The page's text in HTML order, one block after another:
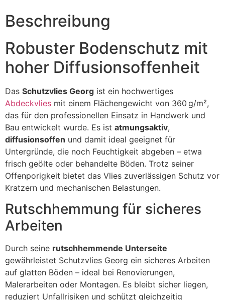
Beschreibung
Robuster Bodenschutz mit
hoher Diffusionsoffenheit
Das Schutzvlies Georg ist ein hochwertiges
Abdeckvlies mit einem Flächengewicht von 360 g/m²,
das für den professionellen Einsatz in Handwerk und
Bau entwickelt wurde. Es ist atmungsaktiv,
diffusionsoffen und damit ideal geeignet für
Untergründe, die noch Feuchtigkeit abgeben – etwa
frisch geölte oder behandelte Böden. Trotz seiner
Offenporigkeit bietet das Vlies zuverlässigen Schutz vor
Kratzern und mechanischen Belastungen.
Rutschhemmung für sicheres
Arbeiten
Durch seine rutschhemmende Unterseite
gewährleistet Schutzvlies Georg ein sicheres Arbeiten
auf glatten Böden – ideal bei Renovierungen,
Malerarbeiten oder Montagen. Es bleibt sicher liegen,
reduziert Unfallrisiken und schützt gleichzeitig